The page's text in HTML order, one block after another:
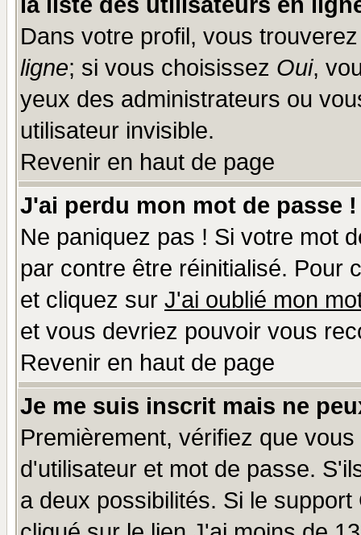
Dans votre profil, vous
ligne; si vous choisissez Oui,
yeux des administrateurs ou
utilisateur invisible.
Revenir en haut de page
J'ai perdu mon mot de passe !
Ne paniquez pas ! Si votre mot
par contre être réinitialisé. Pour
et cliquez sur J'ai oublié mon
et vous devriez pouvoir vous
Revenir en haut de page
Je me suis inscrit mais ne
Premièrement, vérifiez que
d'utilisateur et mot de passe.
a deux possibilités. Si le